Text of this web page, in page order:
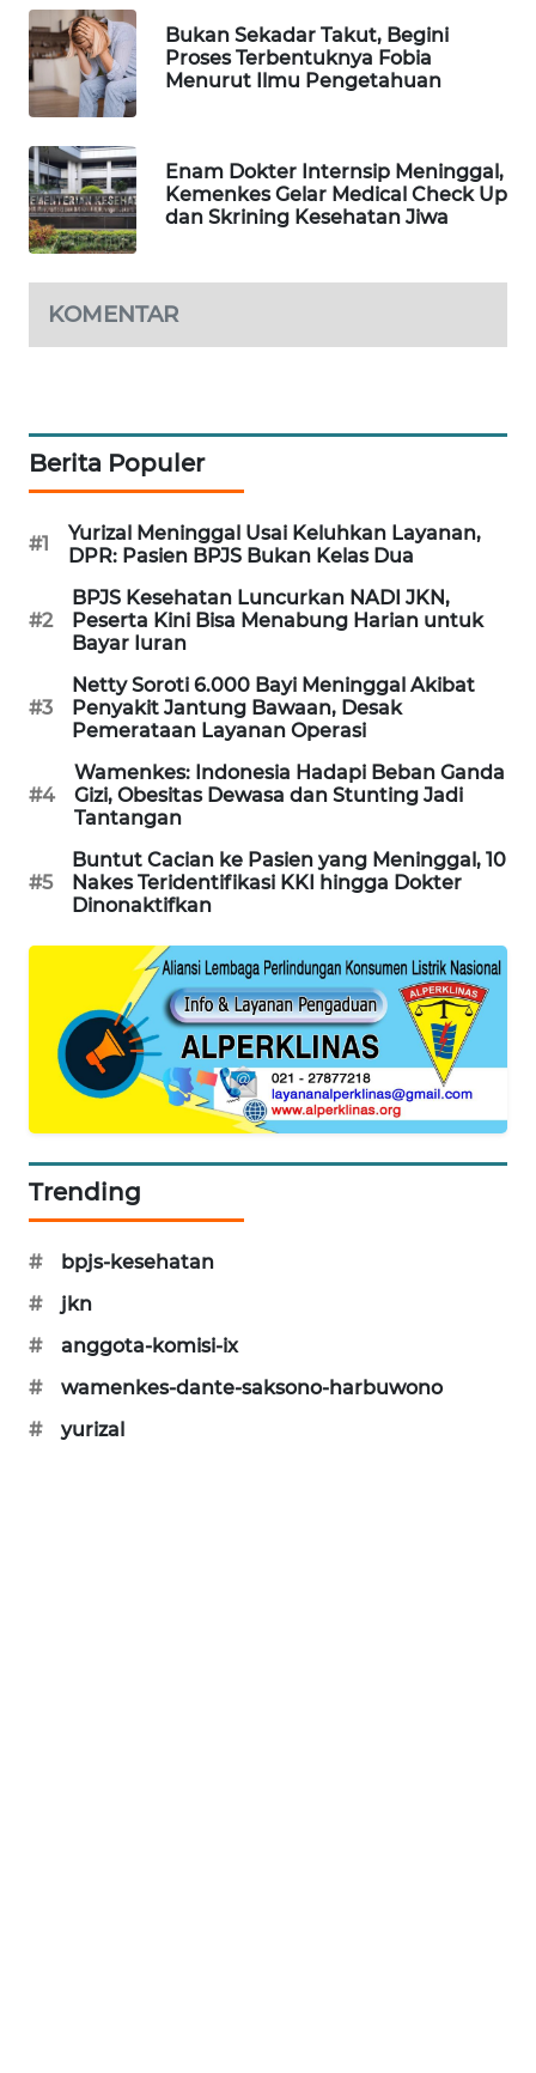
Bukan Sekadar Takut, Begini
Proses Terbentuknya Fobia
Menurut Ilmu Pengetahuan
Enam Dokter Internsip Meninggal,
Kemenkes Gelar Medical Check Up
dan Skrining Kesehatan Jiwa
KOMENTAR
Berita Populer
#1
Yurizal Meninggal Usai Keluhkan Layanan,
DPR: Pasien BPJS Bukan Kelas Dua
#2
BPJS Kesehatan Luncurkan NADI JKN,
Peserta Kini Bisa Menabung Harian untuk
Bayar Iuran
#3
Netty Soroti 6.000 Bayi Meninggal Akibat
Penyakit Jantung Bawaan, Desak
Pemerataan Layanan Operasi
#4
Wamenkes: Indonesia Hadapi Beban Ganda
Gizi, Obesitas Dewasa dan Stunting Jadi
Tantangan
#5
Buntut Cacian ke Pasien yang Meninggal, 10
Nakes Teridentifikasi KKI hingga Dokter
Dinonaktifkan
Trending
#
bpjs-kesehatan
#
jkn
#
anggota-komisi-ix
#
wamenkes-dante-saksono-harbuwono
#
yurizal
WAHANA
TRAVEL
TV
WAHANANEWS
ID
WAHANANEWS
CO ID
NET
WAHANA
SPORT
UMKM
WAHANA
SELEB
WAHANA
PERSONA
WAHANA
OTOMOTIF
WAHANA
DESA
WISATA
LAPAK
WAHANA
Wahana
Network
KONSUMEN
LISTRIK
MASYARAKAT
KELISTRIKAN